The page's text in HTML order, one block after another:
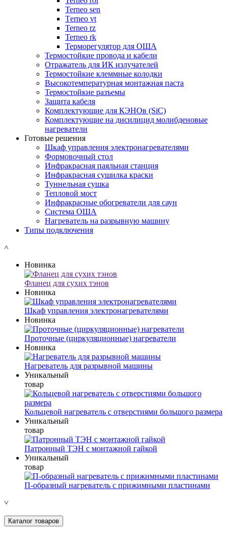
Terneo sen
Тerneo vt
Terneo rz
Terneo rk
Терморегулятор для ОША
Термостойкие провода и кабели
Отражатель для ИК излучателей
Термостойкие клеммные колодки
Высокотемпературная монтажная паста
Термостойкие разъемы
Защита кабеля
Комплектующие для КЭНОв (SiC)
Комплектующие на дисилицид молибденовые
нагреватели
Готовые решения
Шкаф управления электронагревателями
Формовочный стол
Инфракрасная паяльная станция
Инфракрасная сушилка краски
Туннельная сушка
Тепловой мост
Инфракрасные обогреватели для саун
Система ОША
Нагреватель на разрывную машину
Типы подключения
˄
Новинка
Фланец для сухих тэнов
Новинка
Шкаф управления электронагревателями
Новинка
Проточные (циркуляционные) нагреватели
Новинка
Нагреватель для разрывной машины
Уникальный
товар
Кольцевой нагреватель с отверстиями большого размера
Уникальный
товар
Патронный ТЭН с монтажной гайкой
Уникальный
товар
П-образный нагреватель с прижимными пластинами
˅
Каталог товаров